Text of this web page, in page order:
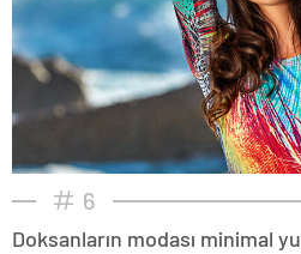
6
Doksanların modası minimal